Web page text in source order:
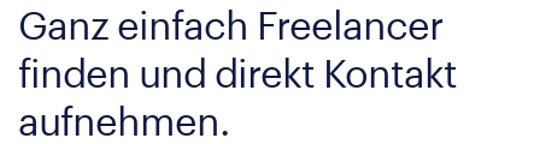
Ganz einfach Freelancer
finden und direkt Kontakt
aufnehmen.